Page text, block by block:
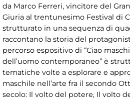
da Marco Ferreri, vincitore del
Giuria al trentunesimo Festival di
strutturato in una sequenza di
raccontano la storia del
percorso espositivo di “Ciao
dell’uomo contemporaneo” è
tematiche volte a esplorare e
maschile nell’arte fra il secondo
secolo: Il volto del potere, Il volto